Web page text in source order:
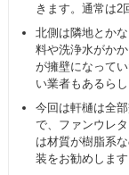
きます。通常は2
北側は隣地とか
料や洗浄水がか
が擁壁になって
い業者もあるらし
今回は軒樋は全
で、ファンウレ
は材質が樹脂系
装をお勧めします